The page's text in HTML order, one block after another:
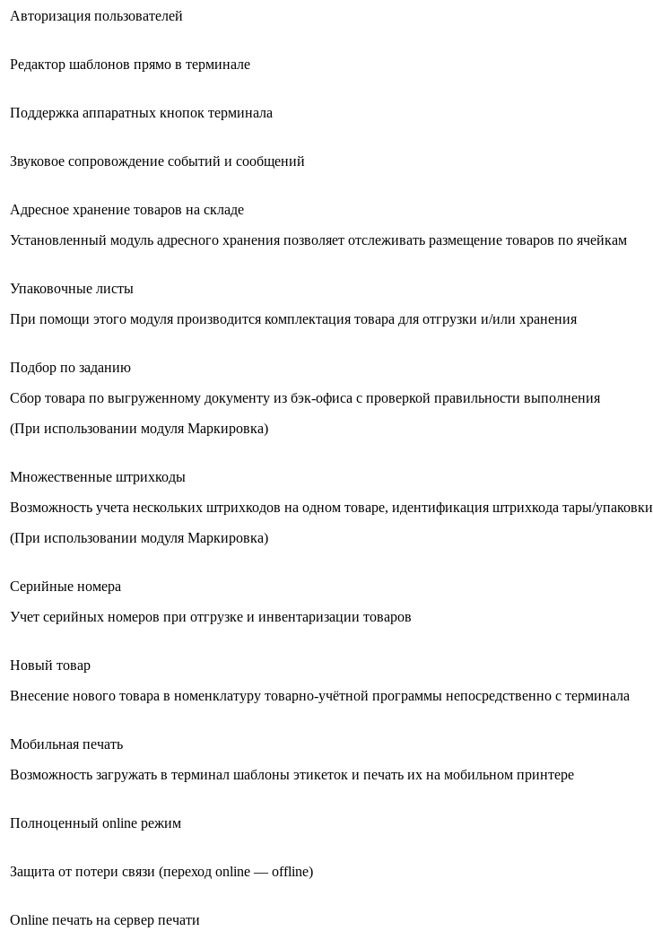
Авторизация пользователей
Редактор шаблонов прямо в терминале
Поддержка аппаратных кнопок терминала
Звуковое сопровождение событий и сообщений
Адресное хранение товаров на складе
Установленный модуль адресного хранения позволяет отслеживать размещение товаров по ячейкам
Упаковочные листы
При помощи этого модуля производится комплектация товара для отгрузки и/или хранения
Подбор по заданию
Сбор товара по выгруженному документу из бэк-офиса с проверкой правильности выполнения
(При использовании модуля Маркировка)
Множественные штрихкоды
Возможность учета нескольких штрихкодов на одном товаре, идентификация штрихкода тары/упаковки
(При использовании модуля Маркировка)
Серийные номера
Учет серийных номеров при отгрузке и инвентаризации товаров
Новый товар
Внесение нового товара в номенклатуру товарно-учётной программы непосредственно с терминала
Мобильная печать
Возможность загружать в терминал шаблоны этикеток и печать их на мобильном принтере
Полноценный online режим
Защита от потери связи (переход online — offline)
Online печать на сервер печати